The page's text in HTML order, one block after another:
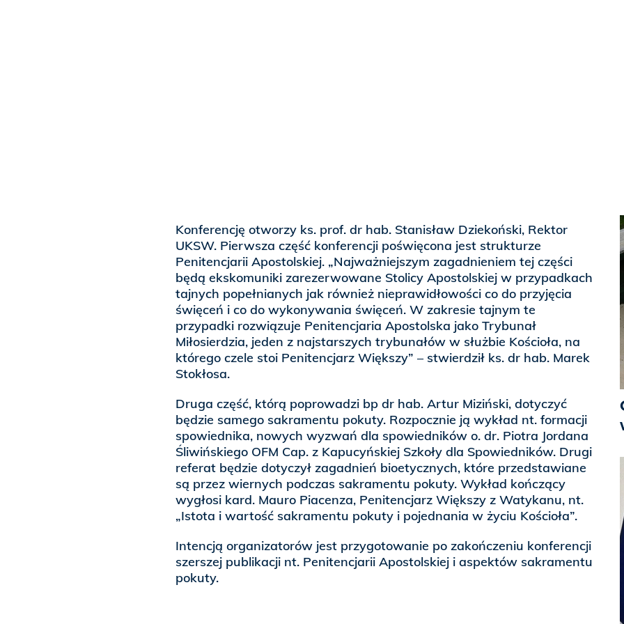
Konferencję otworzy ks. prof. dr hab. Stanisław Dziekoński, Rektor
UKSW. Pierwsza część konferencji poświęcona jest strukturze
Penitencjarii Apostolskiej. „Najważniejszym zagadnieniem tej części
będą ekskomuniki zarezerwowane Stolicy Apostolskiej w przypadkach
tajnych popełnianych jak również nieprawidłowości co do przyjęcia
święceń i co do wykonywania święceń. W zakresie tajnym te
przypadki rozwiązuje Penitencjaria Apostolska jako Trybunał
Miłosierdzia, jeden z najstarszych trybunałów w służbie Kościoła, na
którego czele stoi Penitencjarz Większy” – stwierdził ks. dr hab. Marek
Stokłosa.
Druga część, którą poprowadzi bp dr hab. Artur Miziński, dotyczyć
będzie samego sakramentu pokuty. Rozpocznie ją wykład nt. formacji
spowiednika, nowych wyzwań dla spowiedników o. dr. Piotra Jordana
Śliwińskiego OFM Cap. z Kapucyńskiej Szkoły dla Spowiedników. Drugi
referat będzie dotyczył zagadnień bioetycznych, które przedstawiane
są przez wiernych podczas sakramentu pokuty. Wykład kończący
wygłosi kard. Mauro Piacenza, Penitencjarz Większy z Watykanu, nt.
„Istota i wartość sakramentu pokuty i pojednania w życiu Kościoła”.
Intencją organizatorów jest przygotowanie po zakończeniu konferencji
szerszej publikacji nt. Penitencjarii Apostolskiej i aspektów sakramentu
pokuty.